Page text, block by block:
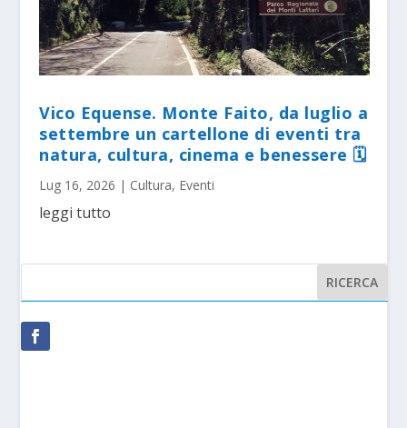
Vico Equense. Monte Faito, da luglio a
settembre un cartellone di eventi tra
natura, cultura, cinema e benessere 🗓
Lug 16, 2026 | Cultura, Eventi
leggi tutto